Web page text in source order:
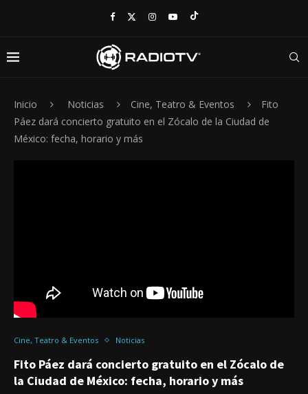
Inicio Noticias Cine, Teatro & Eventos
Fito
Páez dará concierto gratuito en el Zócalo de la Ciudad de
México: fecha, horario y más
Cine, Teatro & Eventos Noticias
Fito Páez dará concierto gratuito en el Zócalo de
la Ciudad de México: fecha, horario y más